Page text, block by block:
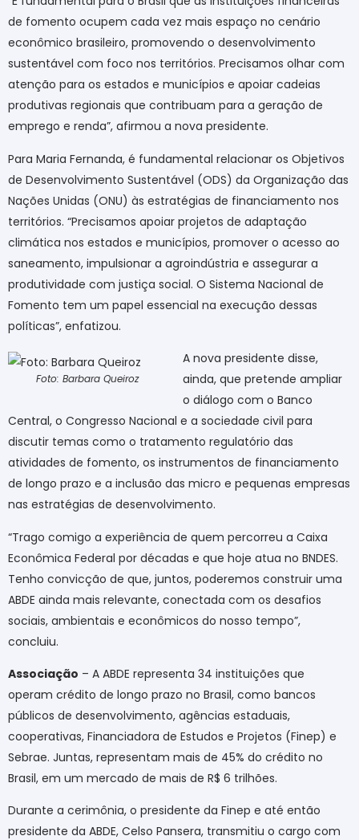
de fomento ocupem cada vez mais espaço no cenário
econômico brasileiro, promovendo o desenvolvimento
sustentável com foco nos territórios. Precisamos olhar com
atenção para os estados e municípios e apoiar cadeias
produtivas regionais que contribuam para a geração de
emprego e renda”, afirmou a nova presidente.
Para Maria Fernanda, é fundamental relacionar os Objetivos
de Desenvolvimento Sustentável (ODS) da Organização das
Nações Unidas (ONU) às estratégias de financiamento nos
territórios. “Precisamos apoiar projetos de adaptação
climática nos estados e municípios, promover o acesso ao
saneamento, impulsionar a agroindústria e assegurar a
produtividade com justiça social. O Sistema Nacional de
Fomento tem um papel essencial na execução dessas
políticas”, enfatizou.
Foto: Barbara Queiroz
A nova presidente disse,
ainda, que pretende ampliar
o diálogo com o Banco
Central, o Congresso Nacional e a sociedade civil para
discutir temas como o tratamento regulatório das
atividades de fomento, os instrumentos de financiamento
de longo prazo e a inclusão das micro e pequenas empresas
nas estratégias de desenvolvimento.
“Trago comigo a experiência de quem percorreu a Caixa
Econômica Federal por décadas e que hoje atua no BNDES.
Tenho convicção de que, juntos, poderemos construir uma
ABDE ainda mais relevante, conectada com os desafios
sociais, ambientais e econômicos do nosso tempo”,
concluiu.
Associação – A ABDE representa 34 instituições que
operam crédito de longo prazo no Brasil, como bancos
públicos de desenvolvimento, agências estaduais,
cooperativas, Financiadora de Estudos e Projetos (Finep) e
Sebrae. Juntas, representam mais de 45% do crédito no
Brasil, em um mercado de mais de R$ 6 trilhões.
Durante a cerimônia, o presidente da Finep e até então
presidente da ABDE, Celso Pansera, transmitiu o cargo com